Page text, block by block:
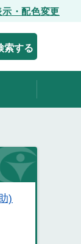
・配色変更
索する
)